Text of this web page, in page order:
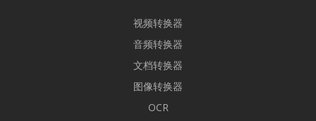
视频转换器
音频转换器
文档转换器
图像转换器
OCR